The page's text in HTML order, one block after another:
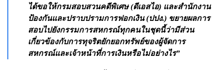
ได้ขอให้กรมสอบสวนคดีพิเศษ (ดีเอสไอ) และสำนักงาน
ป้องกันและปราบปรามการฟอกเงิน (ปปง.) ขยายผลการ
สอบไปยังกรรมการสหกรณ์ทุกคนในชุดนี้ว่ามีส่วน
เกี่ยวข้องกับการทุจริตยักยอกทรัพย์ของผู้จัดการ
สหกรณ์และเจ้าหน้าที่การเงินหรือไม่อย่างไร”